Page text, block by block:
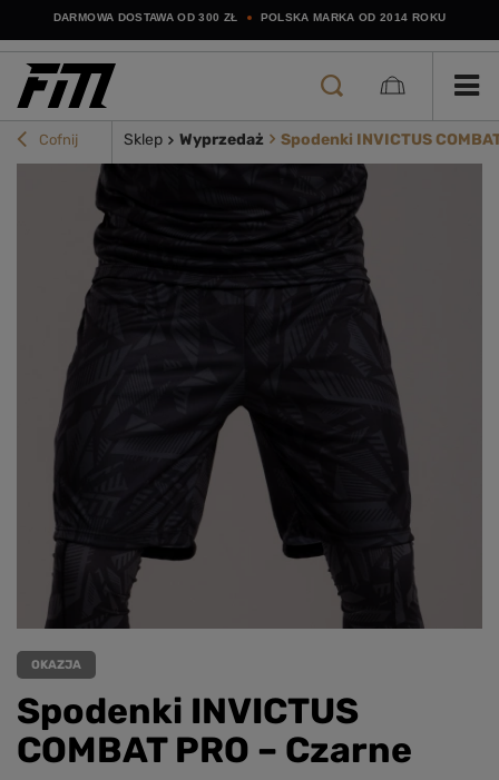
DARMOWA DOSTAWA OD 300 ZŁ POLSKA MARKA OD 2014 ROKU
Cofnij Sklep Wyprzedaż Spodenki INVICTUS
OKAZJA
Spodenki INVICTUS
COMBAT PRO – Czarne